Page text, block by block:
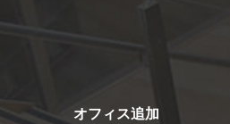
オフィス追加